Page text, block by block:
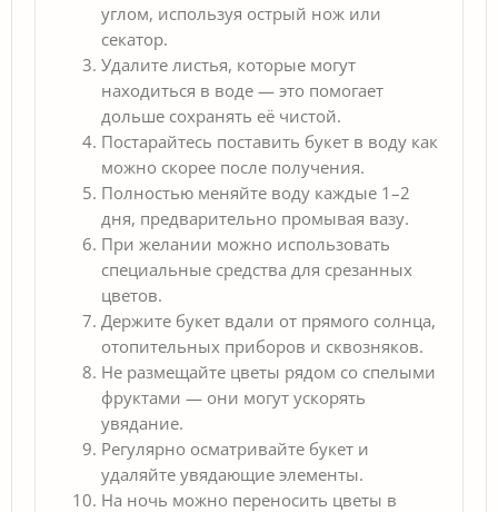
углом, используя острый нож или
секатор.
Удалите листья, которые могут
находиться в воде — это помогает
дольше сохранять её чистой.
Постарайтесь поставить букет в воду как
можно скорее после получения.
Полностью меняйте воду каждые 1–2
дня, предварительно промывая вазу.
При желании можно использовать
специальные средства для срезанных
цветов.
Держите букет вдали от прямого солнца,
отопительных приборов и сквозняков.
Не размещайте цветы рядом со спелыми
фруктами — они могут ускорять
увядание.
Регулярно осматривайте букет и
удаляйте увядающие элементы.
На ночь можно переносить цветы в